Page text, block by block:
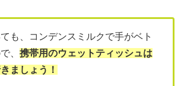
も、コンデンスミルクで手がベト
、 携帯用のウェットティッシュは
ましょう！